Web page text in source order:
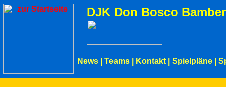
DJK Don Bosco
News Teams Kontakt Spielpläne